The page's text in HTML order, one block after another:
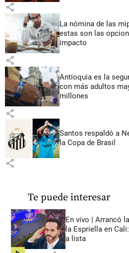
share
La nómina de las
estas son las
impacto
share
Antioquia es la
con más adultos
millones
share
Santos respaldó a
la Copa de Brasil
share
Te puede interesar
En vivo | Arrancó
la Espriella en
a lista